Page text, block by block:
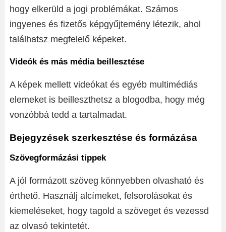
hogy elkerüld a jogi problémákat. Számos
ingyenes és fizetős képgyűjtemény létezik, ahol
találhatsz megfelelő képeket.
Videók és más média beillesztése
A képek mellett videókat és egyéb multimédiás
elemeket is beilleszthetsz a blogodba, hogy még
vonzóbbá tedd a tartalmadat.
Bejegyzések szerkesztése és formázása
Szövegformázási tippek
A jól formázott szöveg könnyebben olvasható és
érthető. Használj alcímeket, felsorolásokat és
kiemeléseket, hogy tagold a szöveget és vezessd
az olvasó tekintetét.